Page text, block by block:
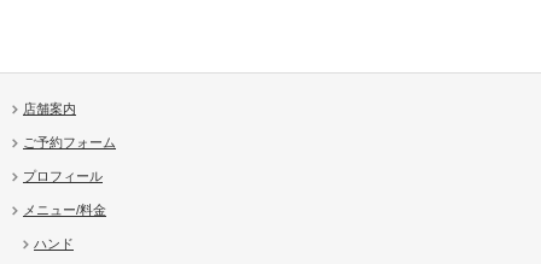
店舗案内
ご予約フォーム
プロフィール
メニュー/料金
ハンド